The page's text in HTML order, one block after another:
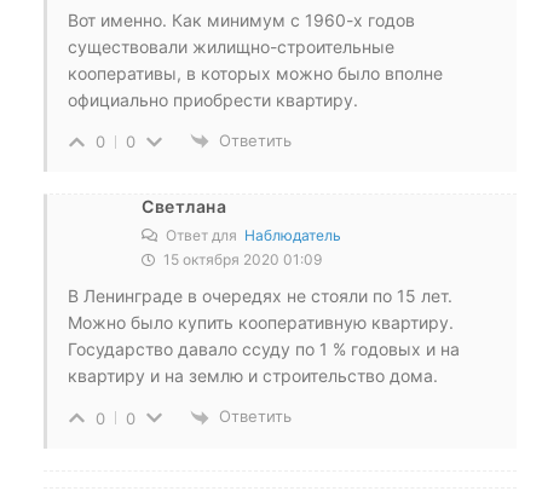
Вот именно. Как минимум с 1960-х годов
существовали жилищно-строительные
кооперативы, в которых можно было вполне
официально приобрести квартиру.
0 0 Ответить
Светлана
Ответ для Наблюдатель
15 октября 2020 01:09
В Ленинграде в очередях не стояли по 15 лет.
Можно было купить кооперативную квартиру.
Государство давало ссуду по 1 % годовых и на
квартиру и на землю и строительство дома.
0 0 Ответить